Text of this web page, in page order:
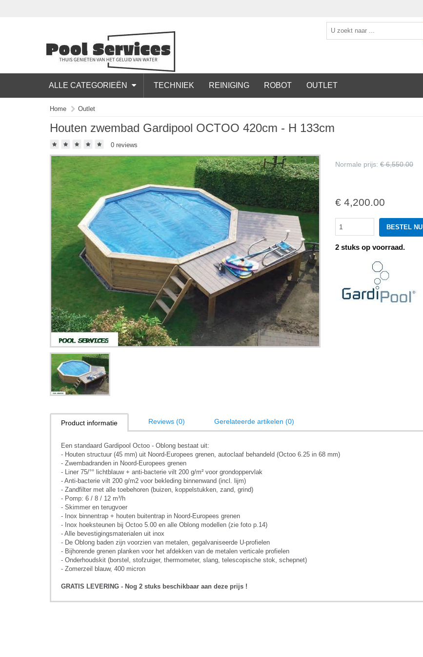
ALLE CATEGORIEËN TECHNIEK REINIGING ROBOT OUTLET
Home Outlet
Houten zwembad Gardipool OCTOO 420cm - H 133cm
0 reviews
Normale prijs: € 6,550.00
€ 4,200.00
BESTEL NU
2 stuks op voorraad.
Product informatie Reviews (0) Gerelateerde artikelen (0)
Een standaard Gardipool Octoo - Oblong bestaat uit:
- Houten structuur (45 mm) uit Noord-Europees grenen, autoclaaf behandeld (Octoo 6.25 in 68 mm)
- Zwembadranden in Noord-Europees grenen
- Liner 75/°° lichtblauw + anti-bacterie vilt 200 g/m² voor grondoppervlak
- Anti-bacterie vilt 200 g/m2 voor bekleding binnenwand (incl. lijm)
- Zandfilter met alle toebehoren (buizen, koppelstukken, zand, grind)
- Pomp: 6 / 8 / 12 m³/h
- Skimmer en terugvoer
- Inox binnentrap + houten buitentrap in Noord-Europees grenen
- Inox hoeksteunen bij Octoo 5.00 en alle Oblong modellen (zie foto p.14)
- Alle bevestigingsmaterialen uit inox
- De Oblong baden zijn voorzien van metalen, gegalvaniseerde U-profielen
- Bijhorende grenen planken voor het afdekken van de metalen verticale profielen
- Onderhoudskit (borstel, stofzuiger, thermometer, slang, telescopische stok, schepnet)
- Zomerzeil blauw, 400 micron
GRATIS LEVERING - Nog 2 stuks beschikbaar aan deze prijs !